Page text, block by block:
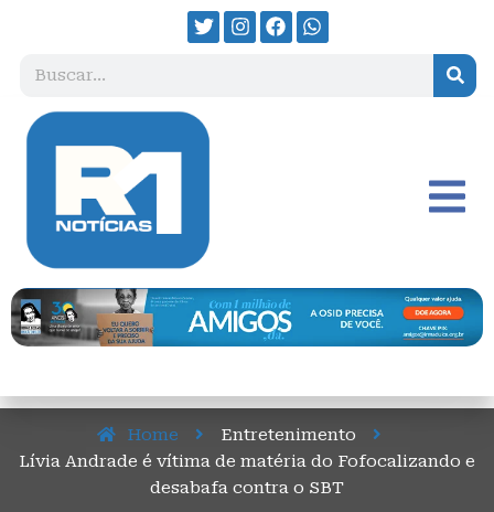
Home
Entretenimento
Lívia Andrade é vítima de matéria do Fofocalizando e
desabafa contra o SBT